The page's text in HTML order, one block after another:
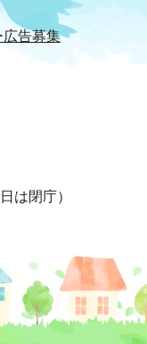
広告募集
は閉庁）